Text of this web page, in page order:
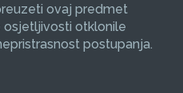
ovaj predmet
osjetljivosti otklonile
postupanja.